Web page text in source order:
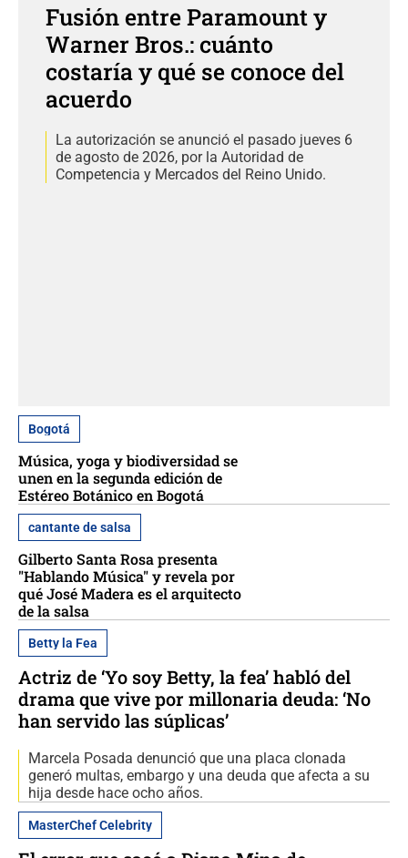
Fusión entre Paramount y
Warner Bros.: cuánto
costaría y qué se conoce del
acuerdo
La autorización se anunció el pasado jueves 6
de agosto de 2026, por la Autoridad de
Competencia y Mercados del Reino Unido.
Bogotá
Música, yoga y biodiversidad se
unen en la segunda edición de
Estéreo Botánico en Bogotá
cantante de salsa
Gilberto Santa Rosa presenta
"Hablando Música" y revela por
qué José Madera es el arquitecto
de la salsa
Betty la Fea
Actriz de ‘Yo soy Betty, la fea’ habló del
drama que vive por millonaria deuda: ‘No
han servido las súplicas’
Marcela Posada denunció que una placa clonada
generó multas, embargo y una deuda que afecta a su
hija desde hace ocho años.
MasterChef Celebrity